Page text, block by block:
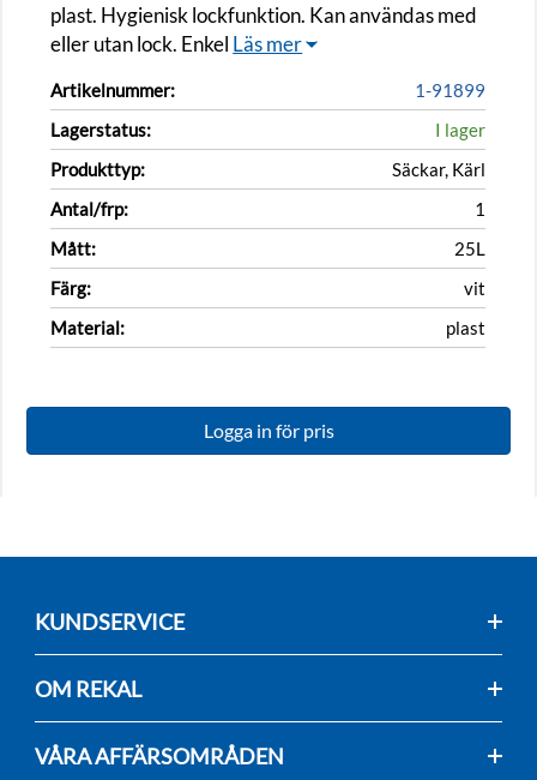
plast. Hygienisk lockfunktion. Kan användas med
eller utan lock. Enkel Läs mer
Artikelnummer:
1-91899
Lagerstatus:
I lager
Produkttyp:
Säckar, Kärl
Antal/frp:
1
Mått:
25L
Färg:
vit
Material:
plast
Logga in för pris
KUNDSERVICE
OM REKAL
VÅRA AFFÄRSOMRÅDEN